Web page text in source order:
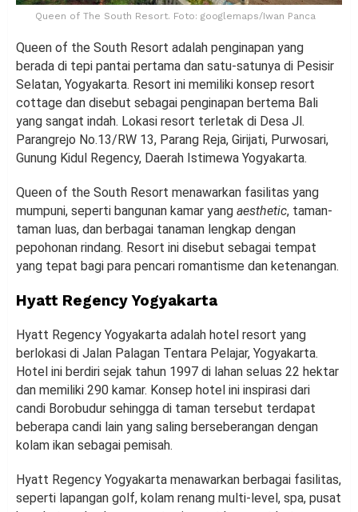
Queen of The South Resort. Foto: googlemaps/Iwan Panca
Queen of the South Resort adalah penginapan yang
berada di tepi pantai pertama dan satu-satunya di Pesisir
Selatan, Yogyakarta. Resort ini memiliki konsep resort
cottage dan disebut sebagai penginapan bertema Bali
yang sangat indah. Lokasi resort terletak di Desa Jl.
Parangrejo No.13/RW 13, Parang Reja, Girijati, Purwosari,
Gunung Kidul Regency, Daerah Istimewa Yogyakarta.
Queen of the South Resort menawarkan fasilitas yang
mumpuni, seperti bangunan kamar yang aesthetic, taman-
taman luas, dan berbagai tanaman lengkap dengan
pepohonan rindang. Resort ini disebut sebagai tempat
yang tepat bagi para pencari romantisme dan ketenangan.
Hyatt Regency Yogyakarta
Hyatt Regency Yogyakarta adalah hotel resort yang
berlokasi di Jalan Palagan Tentara Pelajar, Yogyakarta.
Hotel ini berdiri sejak tahun 1997 di lahan seluas 22 hektar
dan memiliki 290 kamar. Konsep hotel ini inspirasi dari
candi Borobudur sehingga di taman tersebut terdapat
beberapa candi lain yang saling berseberangan dengan
kolam ikan sebagai pemisah.
Hyatt Regency Yogyakarta menawarkan berbagai fasilitas,
seperti lapangan golf, kolam renang multi-level, spa, pusat